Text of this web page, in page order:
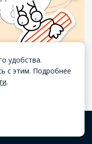
увеличить
команды
удобства.
с этим. Подробнее
.